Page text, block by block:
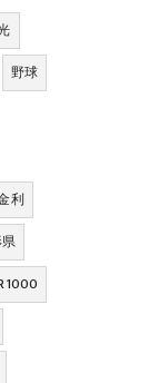
野球
利